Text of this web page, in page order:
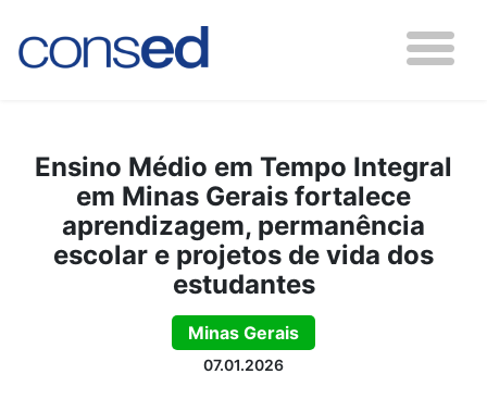
Ensino Médio em Tempo Integral
em Minas Gerais fortalece
aprendizagem, permanência
escolar e projetos de vida dos
estudantes
Minas Gerais
07.01.2026